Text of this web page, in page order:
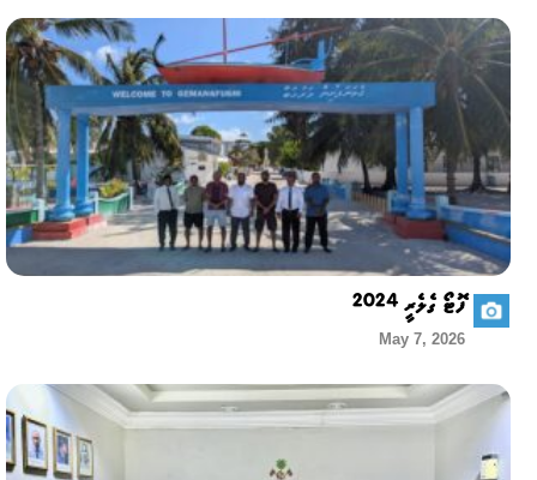
ފޮޓޯ ގެލެރީ 2024
May 7, 2026